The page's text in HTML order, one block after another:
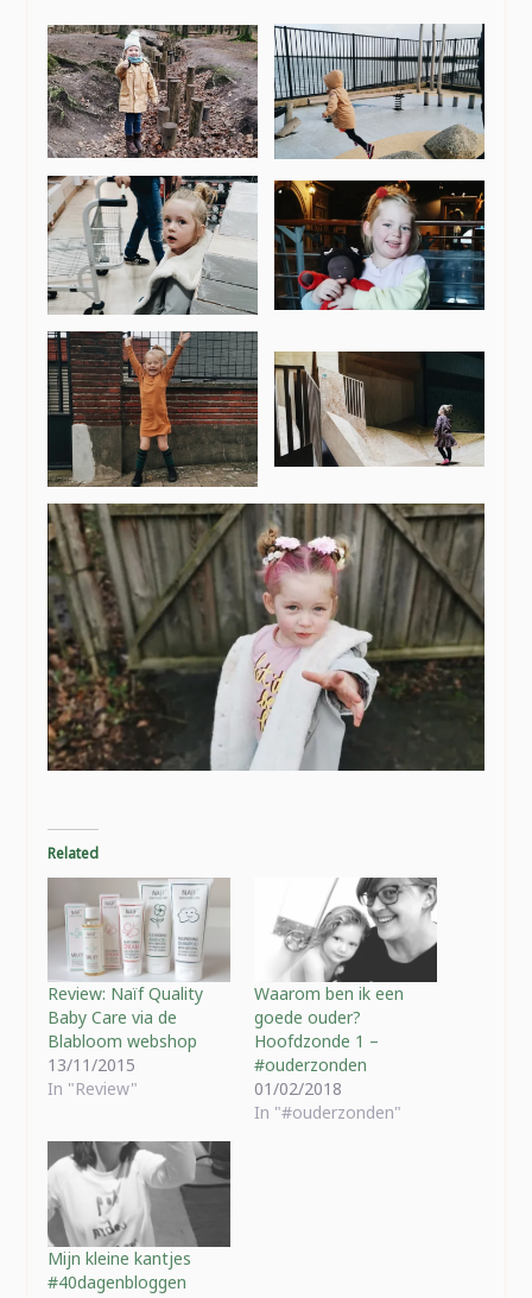
Related
Review: Naïf Quality
Baby Care via de
Blabloom webshop
13/11/2015
In "Review"
Waarom ben ik een
goede ouder?
Hoofdzonde 1 –
#ouderzonden
01/02/2018
In "#ouderzonden"
Mijn kleine kantjes
#40dagenbloggen